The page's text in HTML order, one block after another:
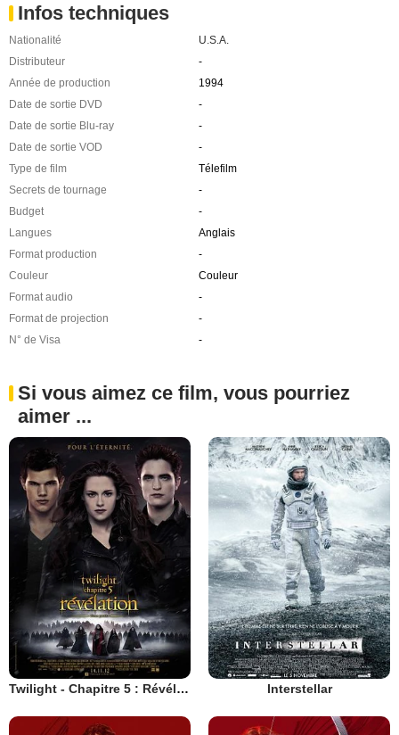
Infos techniques
Nationalité
U.S.A.
Distributeur
-
Année de production
1994
Date de sortie DVD
-
Date de sortie Blu-ray
-
Date de sortie VOD
-
Type de film
Télefilm
Secrets de tournage
-
Budget
-
Langues
Anglais
Format production
-
Couleur
Couleur
Format audio
-
Format de projection
-
N° de Visa
-
Si vous aimez ce film, vous pourriez
aimer ...
Twilight - Chapitre 5 : Révélation 2e partie Interstellar